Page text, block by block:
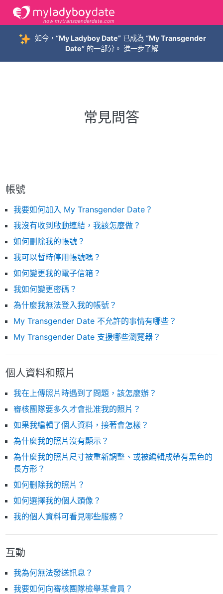
now mytransgenderdate.com
如今， “My Ladyboy Date”已成為 “My Transgender
Date”的一部分。 進一步了解
常見問答
帳號
我要如何加入 My Transgender Date？
我沒有收到啟動連結，我該怎麼做？
如何刪除我的帳號？
我可以暫時停用帳號嗎？
如何變更我的電子信箱？
我如何變更密碼？
為什麼我無法登入我的帳號？
My Transgender Date 不允許的事情有哪些？
My Transgender Date 支援哪些瀏覽器？
個人資料和照片
我在上傳照片時遇到了問題，該怎麼辦？
審核團隊要多久才會批准我的照片？
如果我編輯了個人資料，接著會怎樣？
為什麼我的照片沒有顯示？
為什麼我的照片尺寸被重新調整、或被編輯成帶有黑色的
長方形？
如何删除我的照片？
如何選擇我的個人頭像？
我的個人資料可看見哪些服務？
互動
我為何無法發送訊息？
我要如何向審核團隊檢舉某會員？